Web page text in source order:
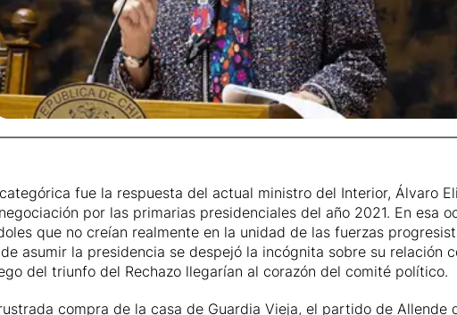
fue la respuesta del actual ministro del Interior, Álvaro
por las primarias presidenciales del año 2021. En esa
que no creían realmente en la unidad de las fuerzas
asumir la presidencia se despejó la incógnita sobre su relación
del triunfo del Rechazo llegarían al corazón del comité político.
compra de la casa de Guardia Vieja, el partido de Allende